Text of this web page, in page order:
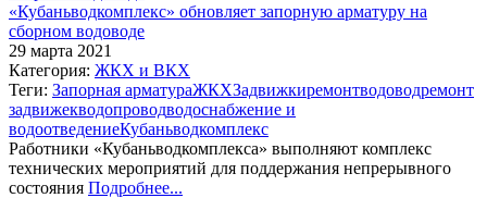
«Кубаньводкомплекс» обновляет запорную арматуру на
сборном водоводе
29 марта 2021
Категория: ЖКХ и ВКХ
Теги: Запорная арматураЖКХЗадвижкиремонтводоводремонт
задвижекводопроводводоснабжение и
водоотведениеКубаньводкомплекс
Работники «Кубаньводкомплекса» выполняют комплекс
технических мероприятий для поддержания непрерывного
состояния Подробнее...